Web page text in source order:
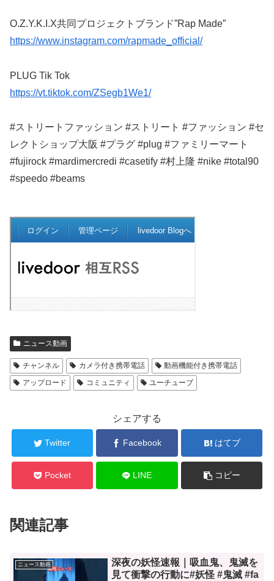
O.Z.Y.K.I.X共同プロジェクトブランド”Rap Made”
https://www.instagram.com/rapmade_official/
PLUG Tik Tok
https://vt.tiktok.com/ZSegb1We1/
#ストリートファッション #ストリート #ファッション #セ
レクトショップ大阪 #プラグ #plug #ファミリーマート
#fujirock #mardimercredi #casetify #村上隆 #nike #total90
#speedo #beams
ニュース動画
チャンネル カメラ付き携帯電話
動画機能付き携帯電話
アップロード
コミュニティ ユーチューブ
シェアする
Twitter Facebook はてブ
Pocket LINE コピー
関連記事
ニュース動画
深夜の妖怪速報｜吸血鬼、鬼滅を
見て衝撃の行動に#妖怪 #鬼滅 #fa